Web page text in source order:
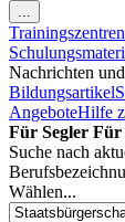
...
Nachrichten
Bildungsartikel
AngeboteHilfe
Für Segler Für
Suche nach
Wählen...